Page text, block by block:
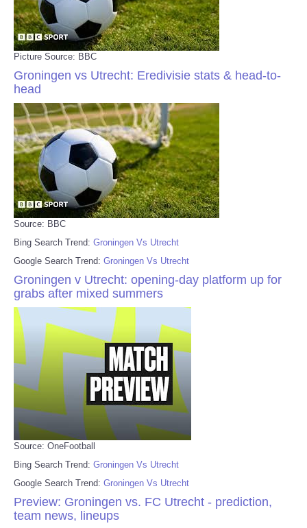
Picture Source: BBC
Groningen vs Utrecht: Eredivisie stats & head-to-
head
Source: BBC
Bing Search Trend: Groningen Vs Utrecht
Google Search Trend: Groningen Vs Utrecht
Groningen v Utrecht: opening-day platform up for
grabs after mixed summers
Source: OneFootball
Bing Search Trend: Groningen Vs Utrecht
Google Search Trend: Groningen Vs Utrecht
Preview: Groningen vs. FC Utrecht - prediction,
team news, lineups